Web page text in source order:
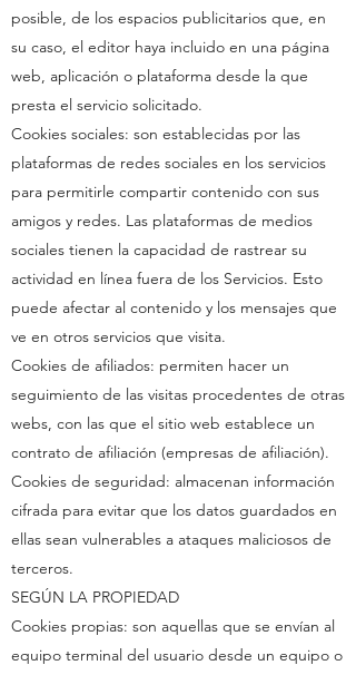
posible, de los espacios publicitarios que, en
su caso, el editor haya incluido en una página
web, aplicación o plataforma desde la que
presta el servicio solicitado.
Cookies sociales: son establecidas por las
plataformas de redes sociales en los servicios
para permitirle compartir contenido con sus
amigos y redes. Las plataformas de medios
sociales tienen la capacidad de rastrear su
actividad en línea fuera de los Servicios. Esto
puede afectar al contenido y los mensajes que
ve en otros servicios que visita.
Cookies de afiliados: permiten hacer un
seguimiento de las visitas procedentes de otras
webs, con las que el sitio web establece un
contrato de afiliación (empresas de afiliación).
Cookies de seguridad: almacenan información
cifrada para evitar que los datos guardados en
ellas sean vulnerables a ataques maliciosos de
terceros.
SEGÚN LA PROPIEDAD
Cookies propias: son aquellas que se envían al
equipo terminal del usuario desde un equipo o